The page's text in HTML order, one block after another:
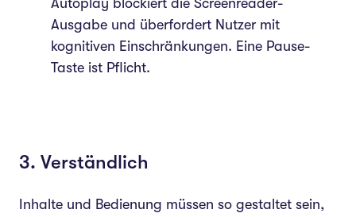
Autoplay blockiert die Screenreader-
Ausgabe und überfordert Nutzer mit
kognitiven Einschränkungen. Eine Pause-
Taste ist Pflicht.
3. Verständlich
Inhalte und Bedienung müssen so gestaltet sein,